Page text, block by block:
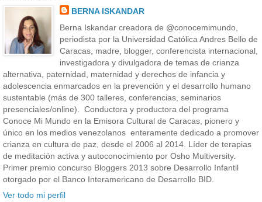
BERNA ISKANDAR
Berna Iskandar creadora de @conocemimundo,
periodista por la Universidad Católica Andres Bello de
Caracas, madre, blogger, conferencista internacional,
investigadora y divulgadora de temas de crianza
alternativa, paternidad, maternidad y derechos de infancia y
adolescencia enmarcados en la prevención y el desarrollo humano
sustentable (más de 300 talleres, conferencias, seminarios
presenciales/online). Conductora y productora del programa
Conoce Mi Mundo en la Emisora Cultural de Caracas, pionero y
único en los medios venezolanos enteramente dedicado a promover
crianza en cultura de paz, desde el 2006 al 2014. Líder de terapias
de meditación activa y autoconocimiento por Osho Multiversity.
Primer premio concurso Bloggers 2013 sobre Desarrollo Infantil
otorgado por el Banco Interamericano de Desarrollo BID.
Ver todo mi perfil